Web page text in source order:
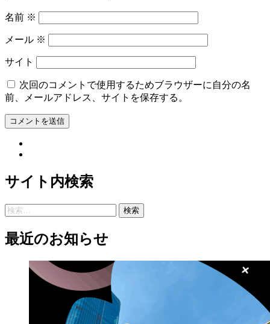
名前 ※
メール ※
サイト
次回のコメントで使用するためブラウザーに自分の名
前、メールアドレス、サイトを保存する。
サイト内検索
検
最近のお知らせ